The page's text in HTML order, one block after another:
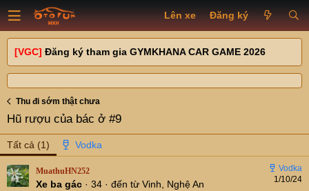
Lên xe Đăng ký
[VGC] Đăng ký tham gia GYMKHANA CAR GAME 2026
Thu đi sớm thật chưa
Hũ rượu của bác ở #9
Tất cả (1)
1/10/24
MuathuHN252
Xe ba gác · 34 · đến từ Vinh, Nghệ An